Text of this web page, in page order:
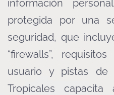
información
protegida por una
seguridad, que
“firewalls”,
usuario y pistas de
Tropicales